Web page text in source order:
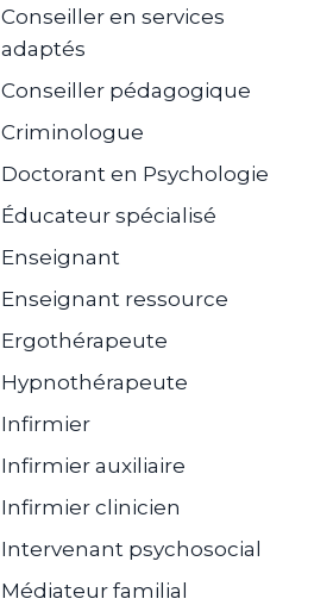
Conseiller en services
adaptés
Conseiller pédagogique
Criminologue
Doctorant en Psychologie
Éducateur spécialisé
Enseignant
Enseignant ressource
Ergothérapeute
Hypnothérapeute
Infirmier
Infirmier auxiliaire
Infirmier clinicien
Intervenant psychosocial
Médiateur familial